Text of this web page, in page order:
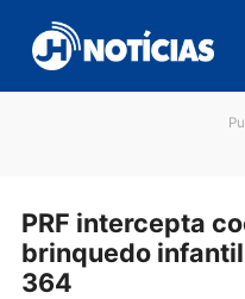
para
conteúdo
PRF intercepta
brinquedo